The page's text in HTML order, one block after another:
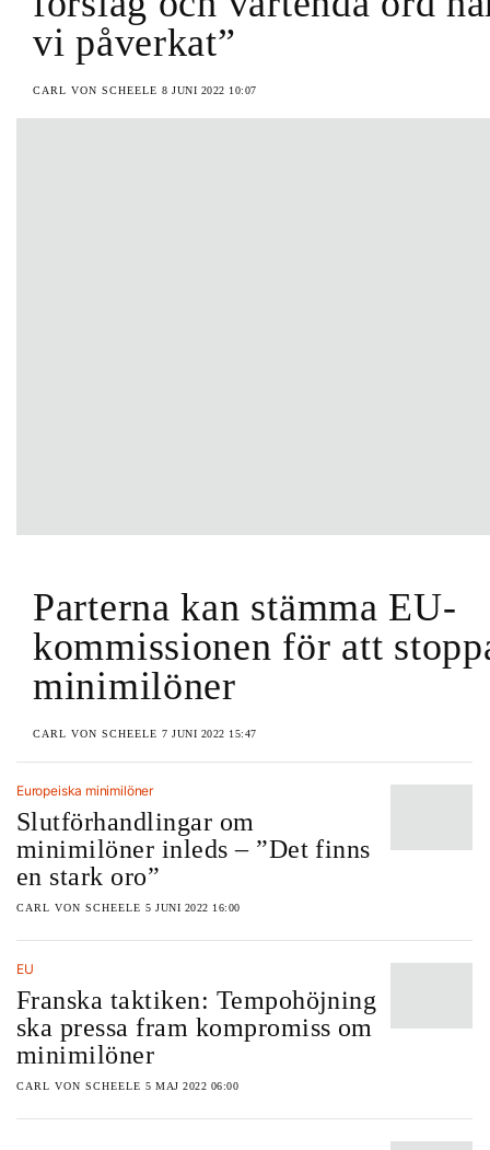
vi påverkat”
CARL VON SCHEELE 8 JUNI 2022 10:07
Parterna kan stämma EU-
kommissionen för att
minimilöner
CARL VON SCHEELE 7 JUNI 2022 15:47
Europeiska minimilöner
Slutförhandlingar om
minimilöner inleds – ”Det finns
en stark oro”
CARL VON SCHEELE 5 JUNI 2022 16:00
EU
Franska taktiken: Tempohöjning
ska pressa fram kompromiss om
minimilöner
CARL VON SCHEELE 5 MAJ 2022 06:00